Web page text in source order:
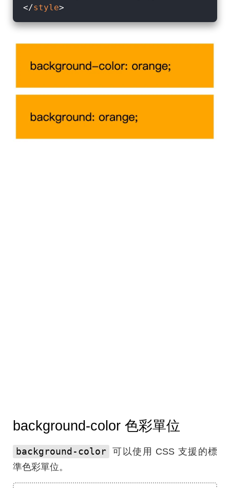
</style>
background-color 色彩單位
background-color 可以使用 CSS 支援的標
準色彩單位。